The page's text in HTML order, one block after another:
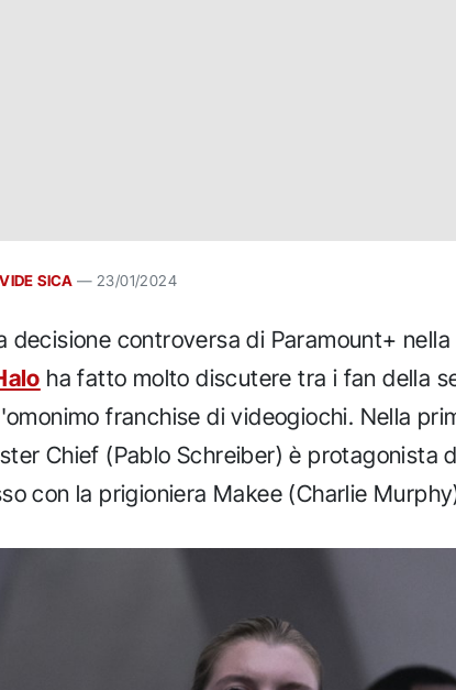
SICA —23/01/2024
decisione controversa di Paramount+
ha fatto molto discutere tra i fan della
franchise di videogiochi. Nella
Chief (Pablo Schreiber) è protagonista
con la prigioniera Makee (Charlie